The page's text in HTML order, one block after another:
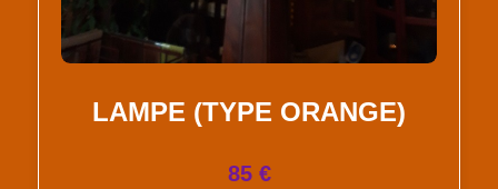
LAMPE (TYPE ORANGE)
85 €